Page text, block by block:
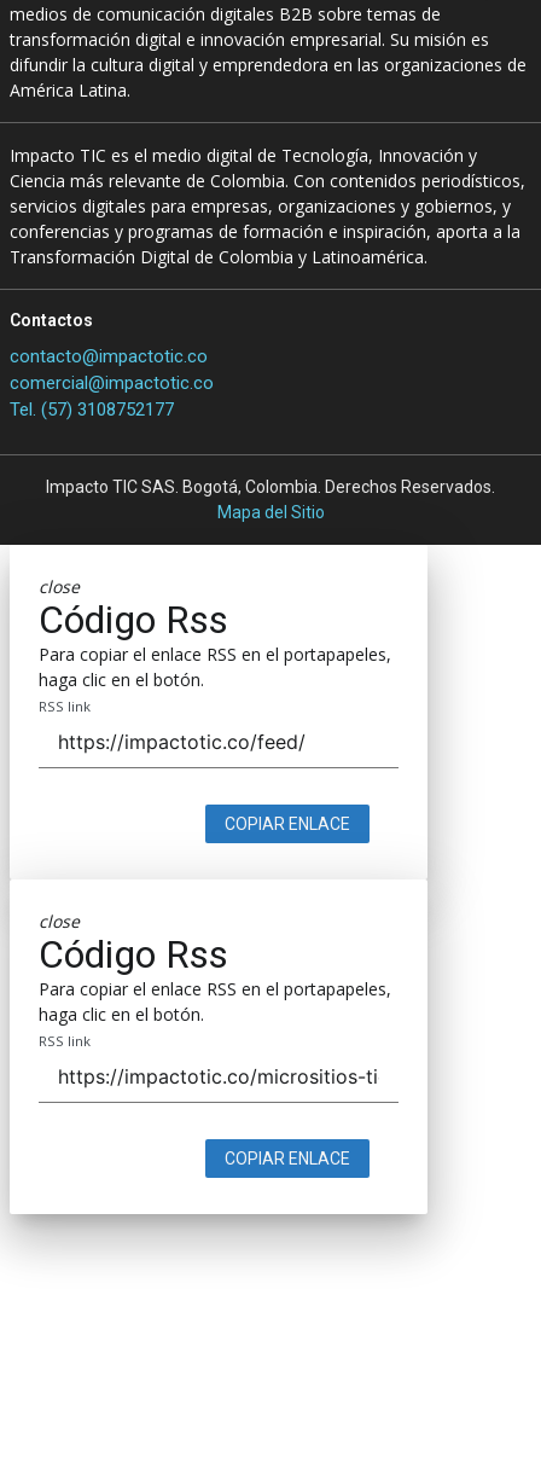
medios de comunicación digitales B2B sobre temas de
transformación digital e innovación empresarial. Su misión es
difundir la cultura digital y emprendedora en las organizaciones de
América Latina.
Impacto TIC es el medio digital de Tecnología, Innovación y
Ciencia más relevante de Colombia. Con contenidos periodísticos,
servicios digitales para empresas, organizaciones y gobiernos, y
conferencias y programas de formación e inspiración, aporta a la
Transformación Digital de Colombia y Latinoamérica.
Contactos
contacto@impactotic.co
comercial@impactotic.co
Tel. (57) 3108752177
Impacto TIC SAS. Bogotá, Colombia. Derechos Reservados.
Mapa del Sitio
close
Código Rss
Para copiar el enlace RSS en el portapapeles,
haga clic en el botón.
RSS link
COPIAR ENLACE
close
Código Rss
Para copiar el enlace RSS en el portapapeles,
haga clic en el botón.
RSS link
COPIAR ENLACE